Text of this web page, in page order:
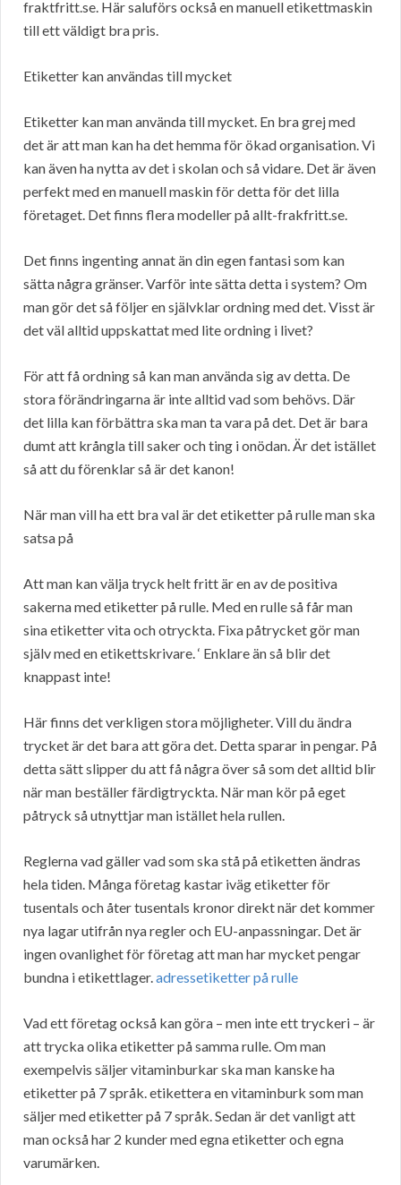
fraktfritt.se. Här saluförs också en manuell etikettmaskin
till ett väldigt bra pris.
Etiketter kan användas till mycket
Etiketter kan man använda till mycket. En bra grej med
det är att man kan ha det hemma för ökad organisation. Vi
kan även ha nytta av det i skolan och så vidare. Det är även
perfekt med en manuell maskin för detta för det lilla
företaget. Det finns flera modeller på allt-frakfritt.se.
Det finns ingenting annat än din egen fantasi som kan
sätta några gränser. Varför inte sätta detta i system? Om
man gör det så följer en självklar ordning med det. Visst är
det väl alltid uppskattat med lite ordning i livet?
För att få ordning så kan man använda sig av detta. De
stora förändringarna är inte alltid vad som behövs. Där
det lilla kan förbättra ska man ta vara på det. Det är bara
dumt att krångla till saker och ting i onödan. Är det istället
så att du förenklar så är det kanon!
När man vill ha ett bra val är det etiketter på rulle man ska
satsa på
Att man kan välja tryck helt fritt är en av de positiva
sakerna med etiketter på rulle. Med en rulle så får man
sina etiketter vita och otryckta. Fixa påtrycket gör man
själv med en etikettskrivare. ‘ Enklare än så blir det
knappast inte!
Här finns det verkligen stora möjligheter. Vill du ändra
trycket är det bara att göra det. Detta sparar in pengar. På
detta sätt slipper du att få några över så som det alltid blir
när man beställer färdigtryckta. När man kör på eget
påtryck så utnyttjar man istället hela rullen.
Reglerna vad gäller vad som ska stå på etiketten ändras
hela tiden. Många företag kastar iväg etiketter för
tusentals och åter tusentals kronor direkt när det kommer
nya lagar utifrån nya regler och EU-anpassningar. Det är
ingen ovanlighet för företag att man har mycket pengar
bundna i etikettlager.adressetiketter på rulle
Vad ett företag också kan göra – men inte ett tryckeri – är
att trycka olika etiketter på samma rulle. Om man
exempelvis säljer vitaminburkar ska man kanske ha
etiketter på 7 språk. etikettera en vitaminburk som man
säljer med etiketter på 7 språk. Sedan är det vanligt att
man också har 2 kunder med egna etiketter och egna
varumärken.